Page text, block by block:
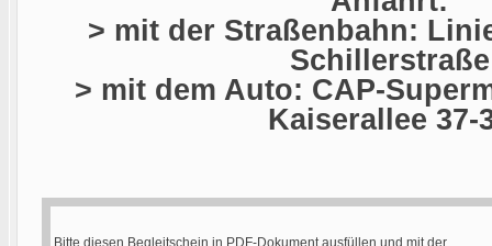
> mit der Straßenbahn:
Schillerstraße
> mit dem Auto: CAP-
Kaiserallee 37-
Bitte diesen Begleitschein in PDF-Dokument ausfüllen und mit der